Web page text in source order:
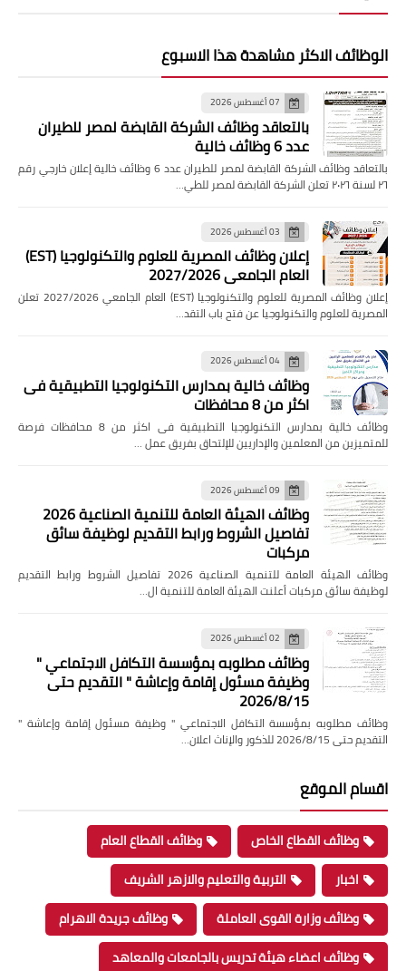
الوظائف الاكثر مشاهدة هذا الاسبوع
07 أغسطس 2026
بالتعاقد وظائف الشركة القابضة لمصر للطيران
عدد 6 وظائف خالية
بالتعاقد وظائف الشركة القابضة لمصر للطيران عدد 6 وظائف خالية إعلان خارجي رقم
٢٦ لسنة ٢٠٢٦ تعلن الشركة القابضة لمصر للطي…
03 أغسطس 2026
إعلان وظائف المصرية للعلوم والتكنولوجيا (EST)
العام الجامعي 2027/2026
إعلان وظائف المصرية للعلوم والتكنولوجيا (EST) العام الجامعي 2027/2026 تعلن
المصرية للعلوم والتكنولوجيا عن فتح باب التقد…
04 أغسطس 2026
وظائف خالية بمدارس التكنولوجيا التطبيقية فى
اكثر من 8 محافظات
وظائف خالية بمدارس التكنولوجيا التطبيقية فى اكثر من 8 محافظات فرصة
للمتميزين من المعلمين والإداريين للإلتحاق بفريق عمل …
09 أغسطس 2026
وظائف الهيئة العامة للتنمية الصناعية 2026
تفاصيل الشروط ورابط التقديم لوظيفة سائق
مركبات
وظائف الهيئة العامة للتنمية الصناعية 2026 تفاصيل الشروط ورابط التقديم
لوظيفة سائق مركبات أعلنت الهيئة العامة للتنمية ال…
02 أغسطس 2026
وظائف مطلوبه بمؤسسة التكافل الاجتماعي "
وظيفة مسئول إقامة وإعاشة " التقديم حتى
2026/8/15
وظائف مطلوبه بمؤسسة التكافل الاجتماعي " وظيفة مسئول إقامة وإعاشة "
التقديم حتى 2026/8/15 للذكور والإناث اعلان…
اقسام الموقع
وظائف القطاع الخاص
وظائف القطاع العام
اخبار
التربية والتعليم والازهر الشريف
وظائف وزارة القوى العاملة
وظائف جريدة الاهرام
وظائف اعضاء هيئة تدريس بالجامعات والمعاهد